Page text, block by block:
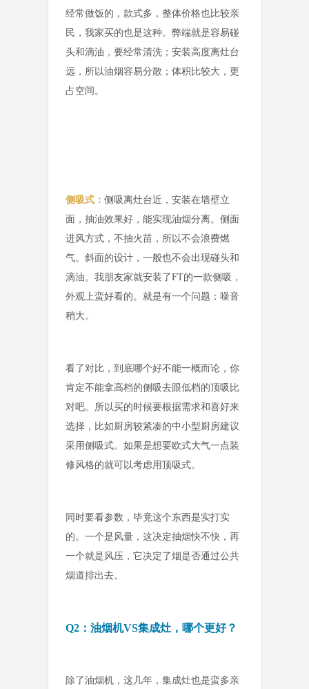
经常做饭的，款式多，整体价格也比较亲
民，我家买的也是这种。弊端就是容易碰
头和滴油，要经常清洗；安装高度离灶台
远，所以油烟容易分散；体积比较大，更
占空间。
侧吸式： 侧吸离灶台近，安装在墙壁立
面，抽油效果好，能实现油烟分离。侧面
进风方式，不抽火苗，所以不会浪费燃
气。斜面的设计，一般也不会出现碰头和
滴油。我朋友家就安装了FT的一款侧吸，
外观上蛮好看的。就是有一个问题：噪音
稍大。
看了对比，到底哪个好不能一概而论，你
肯定不能拿高档的侧吸去跟低档的顶吸比
对吧。所以买的时候要根据需求和喜好来
选择，比如厨房较紧凑的中小型厨房建议
采用侧吸式。如果是想要欧式大气一点装
修风格的就可以考虑用顶吸式。
同时要看参数，毕竟这个东西是实打实
的。一个是风量，这决定抽烟快不快，再
一个就是风压，它决定了烟是否通过公共
烟道排出去。
Q2：油烟机VS集成灶，哪个更好？
除了油烟机，这几年，集成灶也是蛮多亲